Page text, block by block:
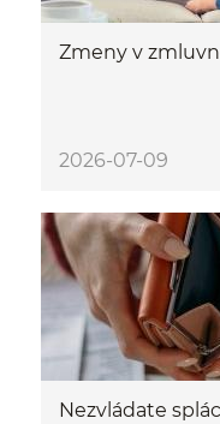
Zmeny v
2026-07-09
Nezvládate